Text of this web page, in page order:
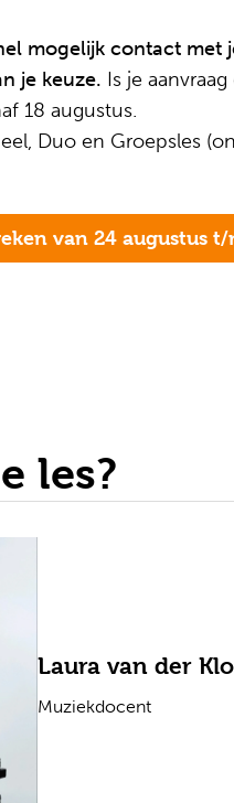
mogelijk contact
je keuze. Is je
18 augustus.
Duo en Groepsles
van 24 augustus
les?
Laura van der
Muziekdocent